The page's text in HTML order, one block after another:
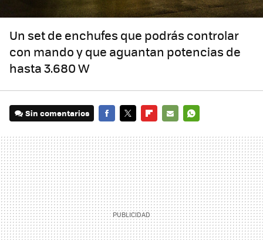
Un set de enchufes que podrás controlar
con mando y que aguantan potencias de
hasta 3.680 W
Sin comentarios
MAIL